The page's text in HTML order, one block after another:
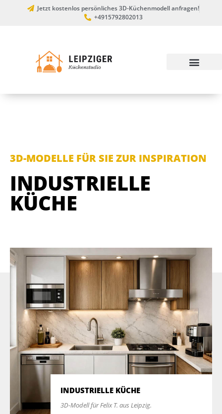
Jetzt kostenlos persönliches 3D-Küchenmodell anfragen!
+4915792802013
3D-MODELLE FÜR SIE ZUR INSPIRATION
INDUSTRIELLE
KÜCHE
INDUSTRIELLE KÜCHE
3D-Modell für Felix T. aus Leipzig.